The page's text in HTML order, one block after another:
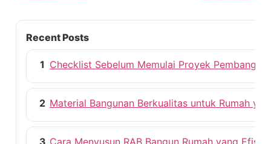
Recent Posts
1 Checklist Sebelum Memulai Proyek
2 Material Bangunan Berkualitas untuk Rumah